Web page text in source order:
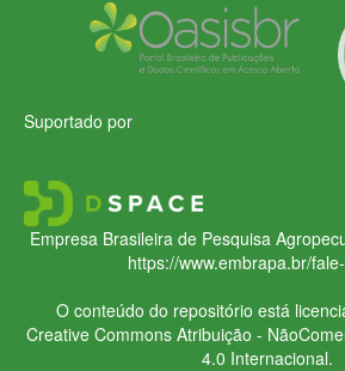
Suportado por
Empresa Brasileira de Pesquisa
https://www.embrapa.br/
O conteúdo do repositório está
Creative CommonsAtribuição -
4.0 Internacional.